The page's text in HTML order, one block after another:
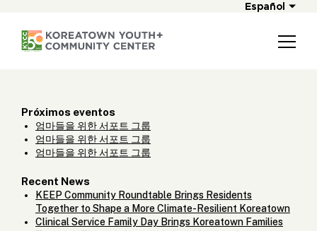
Español
Próximos eventos
엄마들을 위한 서포트 그룹
엄마들을 위한 서포트 그룹
엄마들을 위한 서포트 그룹
Recent News
KEEP Community Roundtable Brings Residents
Together to Shape a More Climate-Resilient Koreatown
Clinical Service Family Day Brings Koreatown Families